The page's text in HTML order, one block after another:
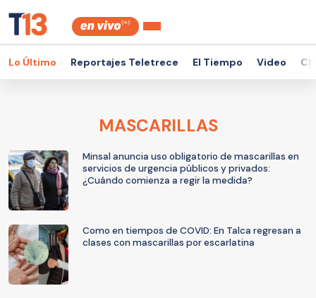
Lo Último Reportajes Teletrece El Tiempo Video
MASCARILLAS
Minsal anuncia uso obligatorio de mascarillas en
servicios de urgencia públicos y privados:
¿Cuándo comienza a regir la medida?
Como en tiempos de COVID: En Talca regresan a
clases con mascarillas por escarlatina